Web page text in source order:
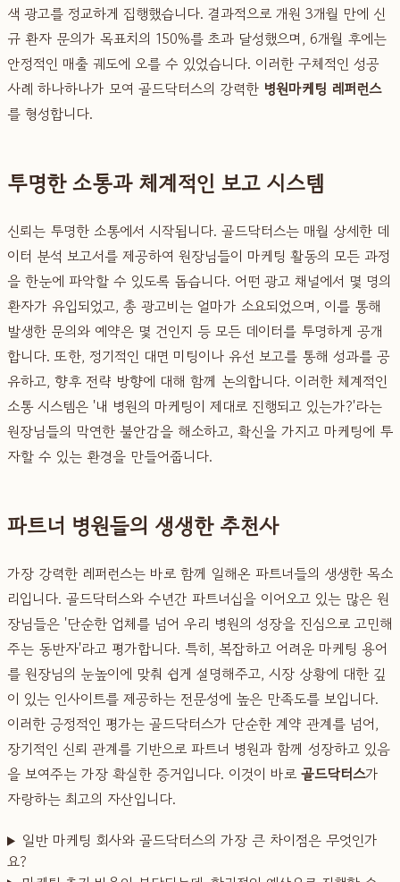
색 광고를 정교하게 집행했습니다. 결과적으로 개원 3개월 만에 신
규 환자 문의가 목표치의 150%를 초과 달성했으며, 6개월 후에는
안정적인 매출 궤도에 오를 수 있었습니다. 이러한 구체적인 성공
사례 하나하나가 모여 골드닥터스의 강력한 병원마케팅 레퍼런스
를 형성합니다.
투명한 소통과 체계적인 보고 시스템
신뢰는 투명한 소통에서 시작됩니다. 골드닥터스는 매월 상세한 데
이터 분석 보고서를 제공하여 원장님들이 마케팅 활동의 모든 과정
을 한눈에 파악할 수 있도록 돕습니다. 어떤 광고 채널에서 몇 명의
환자가 유입되었고, 총 광고비는 얼마가 소요되었으며, 이를 통해
발생한 문의와 예약은 몇 건인지 등 모든 데이터를 투명하게 공개
합니다. 또한, 정기적인 대면 미팅이나 유선 보고를 통해 성과를 공
유하고, 향후 전략 방향에 대해 함께 논의합니다. 이러한 체계적인
소통 시스템은 '내 병원의 마케팅이 제대로 진행되고 있는가?'라는
원장님들의 막연한 불안감을 해소하고, 확신을 가지고 마케팅에 투
자할 수 있는 환경을 만들어줍니다.
파트너 병원들의 생생한 추천사
가장 강력한 레퍼런스는 바로 함께 일해온 파트너들의 생생한 목소
리입니다. 골드닥터스와 수년간 파트너십을 이어오고 있는 많은 원
장님들은 '단순한 업체를 넘어 우리 병원의 성장을 진심으로 고민해
주는 동반자'라고 평가합니다. 특히, 복잡하고 어려운 마케팅 용어
를 원장님의 눈높이에 맞춰 쉽게 설명해주고, 시장 상황에 대한 깊
이 있는 인사이트를 제공하는 전문성에 높은 만족도를 보입니다.
이러한 긍정적인 평가는 골드닥터스가 단순한 계약 관계를 넘어,
장기적인 신뢰 관계를 기반으로 파트너 병원과 함께 성장하고 있음
을 보여주는 가장 확실한 증거입니다. 이것이 바로 골드닥터스가
자랑하는 최고의 자산입니다.
일반 마케팅 회사와 골드닥터스의 가장 큰 차이점은 무엇인가
요?